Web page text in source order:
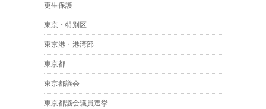
更生保護
東京・特別区
東京港・港湾部
東京都
東京都議会
東京都議会議員選挙